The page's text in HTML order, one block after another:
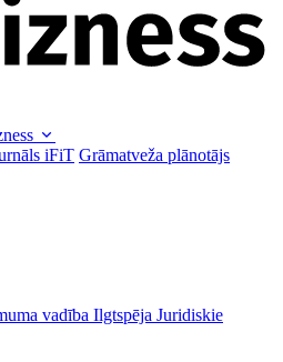
iFiT Grāmatveža plānotājs
vadība Ilgtspēja Juridiskie